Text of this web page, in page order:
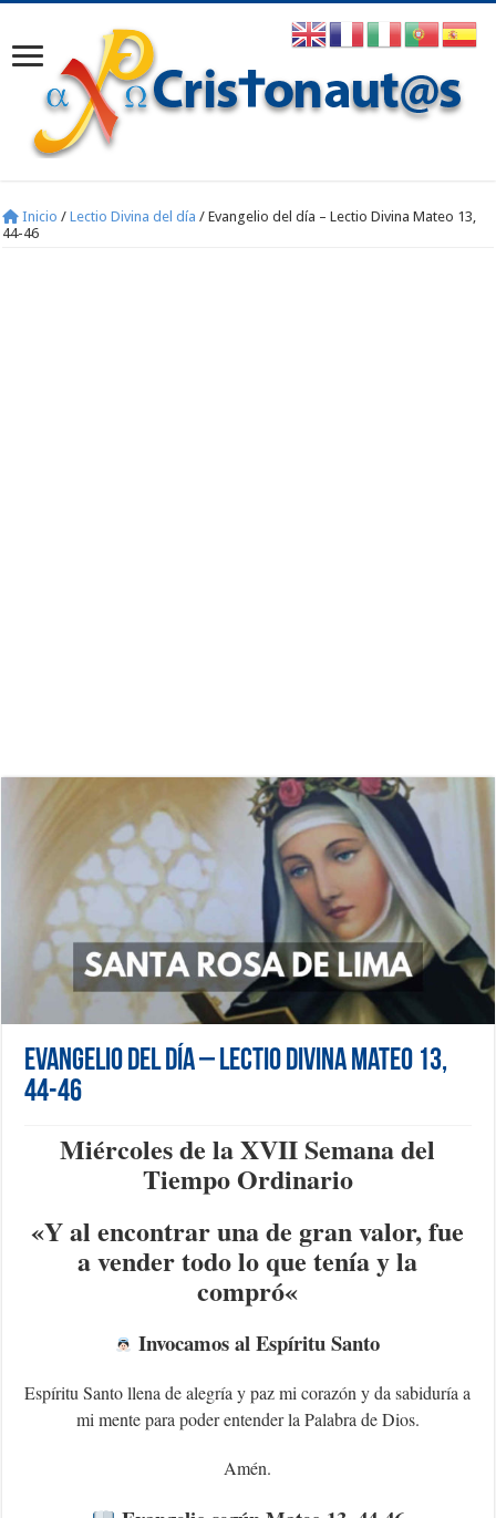
Inicio / Lectio Divina del día / Evangelio del día – Lectio Divina Mateo 13,
44-46
Evangelio del día – Lectio Divina Mateo 13,
44-46
Miércoles de la XVII Semana del
Tiempo Ordinario
«Y al encontrar una de gran valor, fue
a vender todo lo que tenía y la
compró«
Invocamos al Espíritu Santo
Espíritu Santo llena de alegría y paz mi corazón y da sabiduría a
mi mente para poder entender la Palabra de Dios.
Amén.